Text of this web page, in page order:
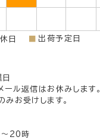
日 出荷予定日
ル返信はお休みします。
お受けします。
20時